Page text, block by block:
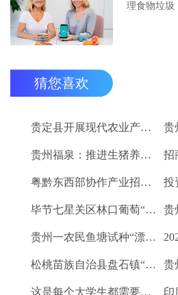
理食物垃圾
猜您喜欢
贵定县开展现代农业产业“稻+N”田间示范技术培训
贵州福泉：推进生猪养殖现代化 开创产业发展新格局
粤黔东西部协作产业招商对接会将于9月8日举行 投
毕节七星关区林口葡萄“卖”进羊城
贵州一农民鱼塘试种“漂浮水稻”获成功 亩产千斤稻谷
松桃苗族自治县盘石镇“三驾马车”拉出人民群众平安幸福生活
这是每个大学生都需要的1个金融工具